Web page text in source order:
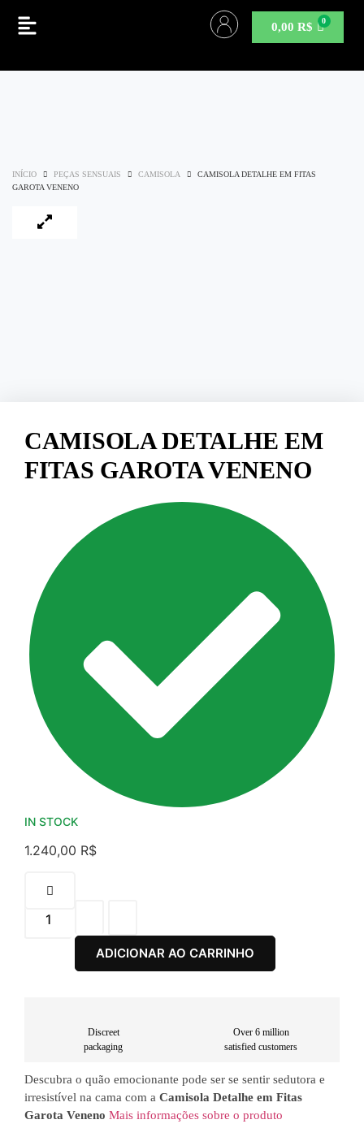
0,00R$
INÍCIO PEÇAS SENSUAIS CAMISOLA
CAMISOLA DETALHE EM FITAS
GAROTA VENENO
CAMISOLA DETALHE EM
FITAS GAROTA VENENO
IN STOCK
1.240,00 R$
ADICIONAR AO CARRINHO
Discreet
packaging
Over 6 million
satisfied customers
Descubra o quão emocionante pode ser se sentir sedutora e
irresistível na cama com a Camisola Detalhe em Fitas
Garota Veneno Mais informações sobre o produto